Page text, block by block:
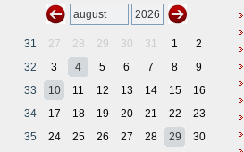
31 27 28 29 30 31 1
2
32
3 4 5 6 7 8
9
33
10 11 12 13 14 15
16
34
17 18 19 20 21 22
23
35
24 25 26 27 28 29
30